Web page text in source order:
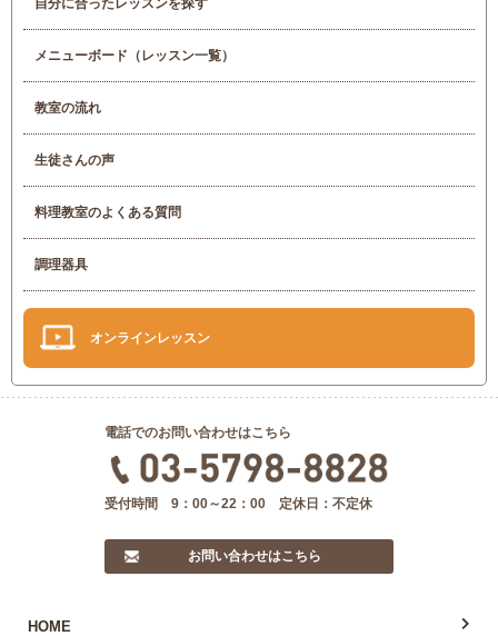
自分に合ったレッスンを探す
メニューボード（レッスン一覧）
教室の流れ
生徒さんの声
料理教室のよくある質問
調理器具
オンラインレッスン
電話でのお問い合わせはこちら
受付時間 9：00～22：00 定休日：不定休
お問い合わせはこちら
HOME